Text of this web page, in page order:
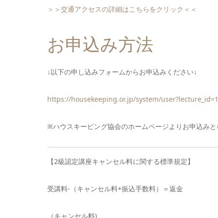
＞＞交通アクセスの詳細はこちらをクリック＜＜
お申込み方法
↓以下の申し込みフォームからお申込みください↓
https://housekeeping.or.jp/system/
※ハウスキーピング協会のホームページよりお申込みと
【2級認定講座キャンセル料に関する標準規定】
受講料-（キャンセル料+振込手数料）＝返金
（キャンセル料)